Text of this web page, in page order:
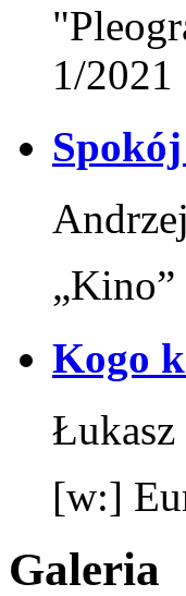
1/2021
Kogo
[w:]
Galeria